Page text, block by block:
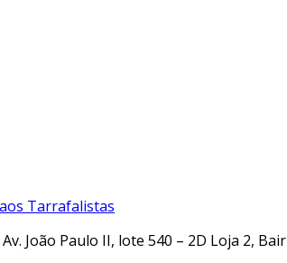
Tarrafalistas
João Paulo II, lote 540 – 2D Loja 2,